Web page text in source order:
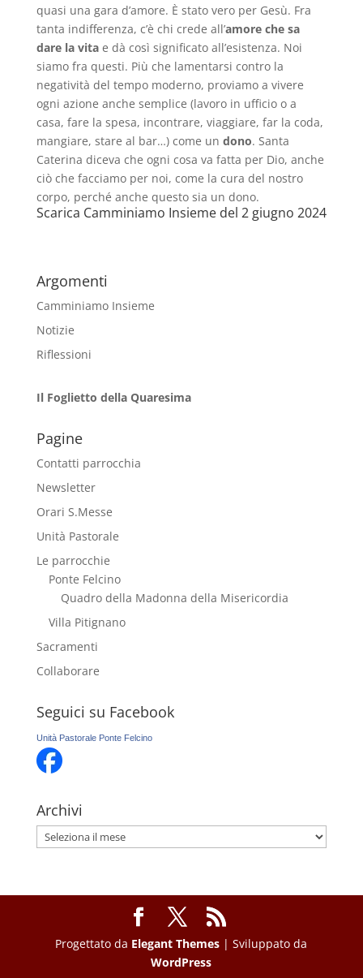
quasi una gara d’amore. È stato vero per Gesù. Fra
tanta indifferenza, c’è chi crede all’amore che sa
dare la vitae dà così significato all’esistenza. Noi
siamo fra questi. Più che lamentarsi contro la
negatività del tempo moderno, proviamo a vivere
ogni azione anche semplice (lavoro in ufficio o a
casa, fare la spesa, incontrare, viaggiare, far la coda,
mangiare, stare al bar…) come un dono. Santa
Caterina diceva che ogni cosa va fatta per Dio, anche
ciò che facciamo per noi, come la cura del nostro
corpo, perché anche questo sia un dono.
Scarica Camminiamo Insieme del 2 giugno 2024
Argomenti
Camminiamo Insieme
Notizie
Riflessioni
Il Foglietto della Quaresima
Pagine
Contatti parrocchia
Newsletter
Orari S.Messe
Unità Pastorale
Le parrocchie
Ponte Felcino
Quadro della Madonna della Misericordia
Villa Pitignano
Sacramenti
Collaborare
Seguici su Facebook
Unità Pastorale Ponte Felcino
Archivi
Archivi
Progettato da Elegant Themes | Sviluppato da
WordPress